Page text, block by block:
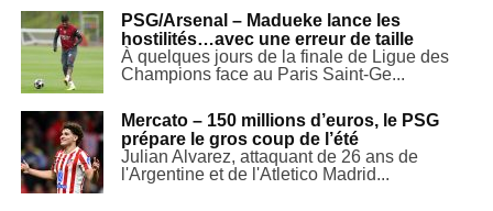
PSG/Arsenal – Madueke lance les
hostilités…avec une erreur de taille
À quelques jours de la finale de Ligue des
Champions face au Paris Saint-Ge...
Mercato – 150 millions d’euros, le PSG
prépare le gros coup de l’été
Julian Alvarez, attaquant de 26 ans de
l'Argentine et de l'Atletico Madrid...